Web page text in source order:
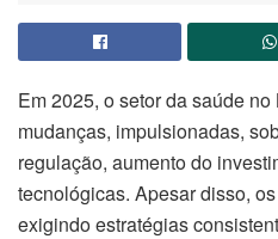
Em 2025, o setor da saúde
mudanças, impulsionadas,
regulação, aumento do
tecnológicas. Apesar disso,
exigindo estratégias